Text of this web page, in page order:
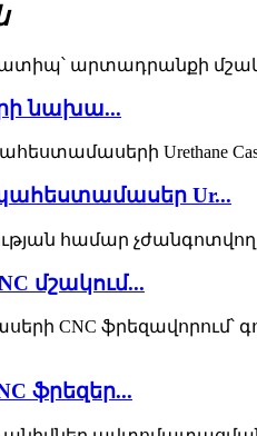
նախա...
Ur...
մշակում...
ֆրեզեր...